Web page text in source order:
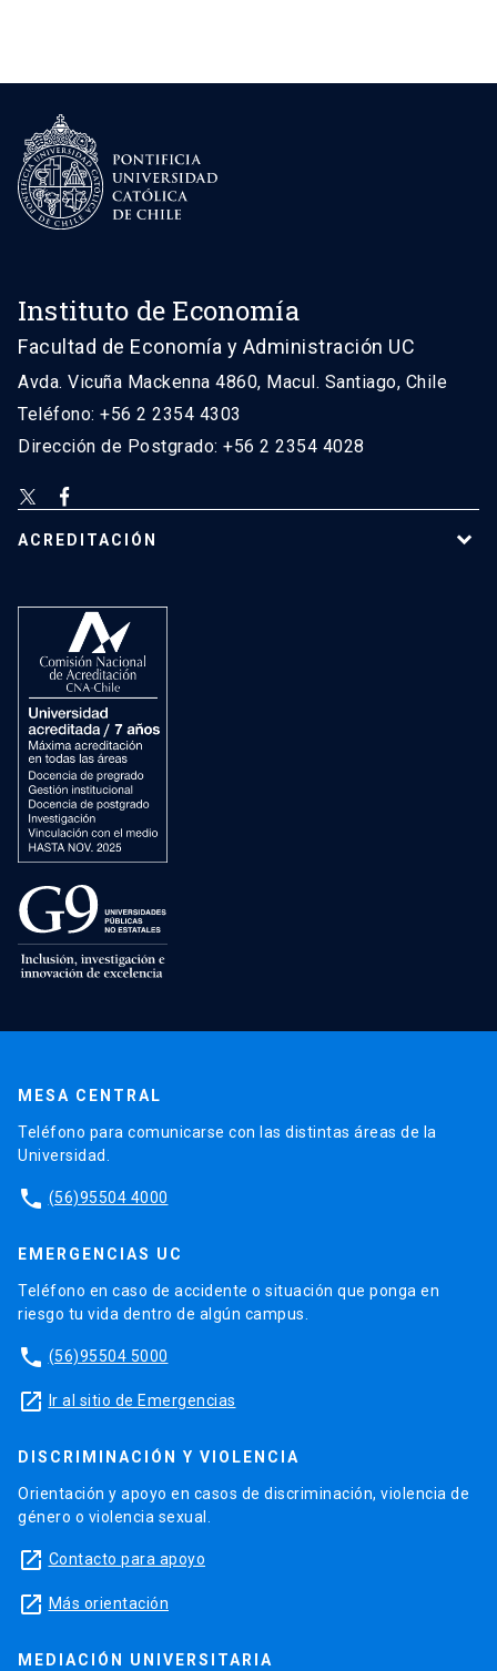
Instituto de Economía
Facultad de Economía y Administración UC
Avda. Vicuña Mackenna 4860, Macul. Santiago, Chile
Teléfono: +56 2 2354 4303
Dirección de Postgrado: +56 2 2354 4028
ACREDITACIÓN
MESA CENTRAL
Teléfono para comunicarse con las distintas áreas de la
Universidad.
phone (56)95504 4000
EMERGENCIAS UC
Teléfono en caso de accidente o situación que ponga en
riesgo tu vida dentro de algún campus.
phone (56)95504 5000
launch Ir al sitio de Emergencias
DISCRIMINACIÓN Y VIOLENCIA
Orientación y apoyo en casos de discriminación, violencia de
género o violencia sexual.
launch Contacto para apoyo
launch Más orientación
MEDIACIÓN UNIVERSITARIA